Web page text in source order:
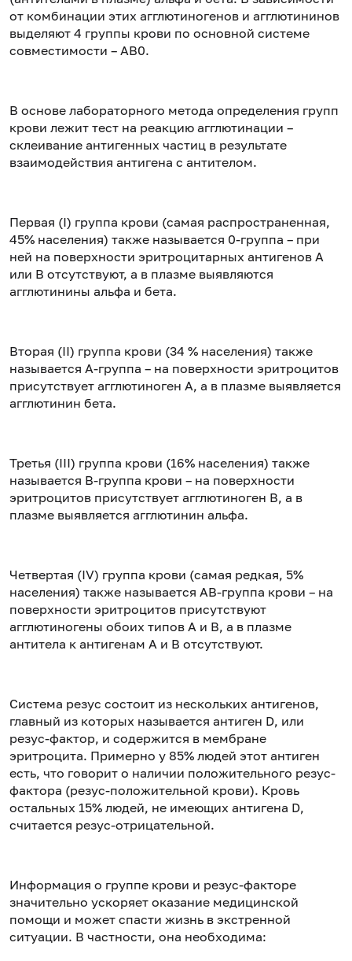
от комбинации этих агглютиногенов и агглютининов
выделяют 4 группы крови по основной системе
совместимости – АВ0.
В основе лабораторного метода определения групп
крови лежит тест на реакцию агглютинации –
склеивание антигенных частиц в результате
взаимодействия антигена с антителом.
Первая (I) группа крови (самая распространенная,
45% населения) также называется 0-группа – при
ней на поверхности эритроцитарных антигенов A
или B отсутствуют, а в плазме выявляются
агглютинины альфа и бета.
Вторая (II) группа крови (34 % населения) также
называется A-группа – на поверхности эритроцитов
присутствует агглютиноген A, а в плазме выявляется
агглютинин бета.
Третья (III) группа крови (16% населения) также
называется B-группа крови – на поверхности
эритроцитов присутствует агглютиноген B, а в
плазме выявляется агглютинин альфа.
Четвертая (IV) группа крови (самая редкая, 5%
населения) также называется AB-группа крови – на
поверхности эритроцитов присутствуют
агглютиногены обоих типов A и B, а в плазме
антитела к антигенам А и В отсутствуют.
Система резус состоит из нескольких антигенов,
главный из которых называется антиген D, или
резус-фактор, и содержится в мембране
эритроцита. Примерно у 85% людей этот антиген
есть, что говорит о наличии положительного резус-
фактора (резус-положительной крови). Кровь
остальных 15% людей, не имеющих антигена D,
считается резус-отрицательной.
Информация о группе крови и резус-факторе
значительно ускоряет оказание медицинской
помощи и может спасти жизнь в экстренной
ситуации. В частности, она необходима: